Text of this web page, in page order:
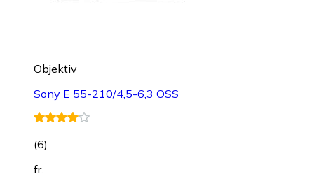
Objektiv
Sony E 55-210/4,5-6,3 OSS
(6)
fr.